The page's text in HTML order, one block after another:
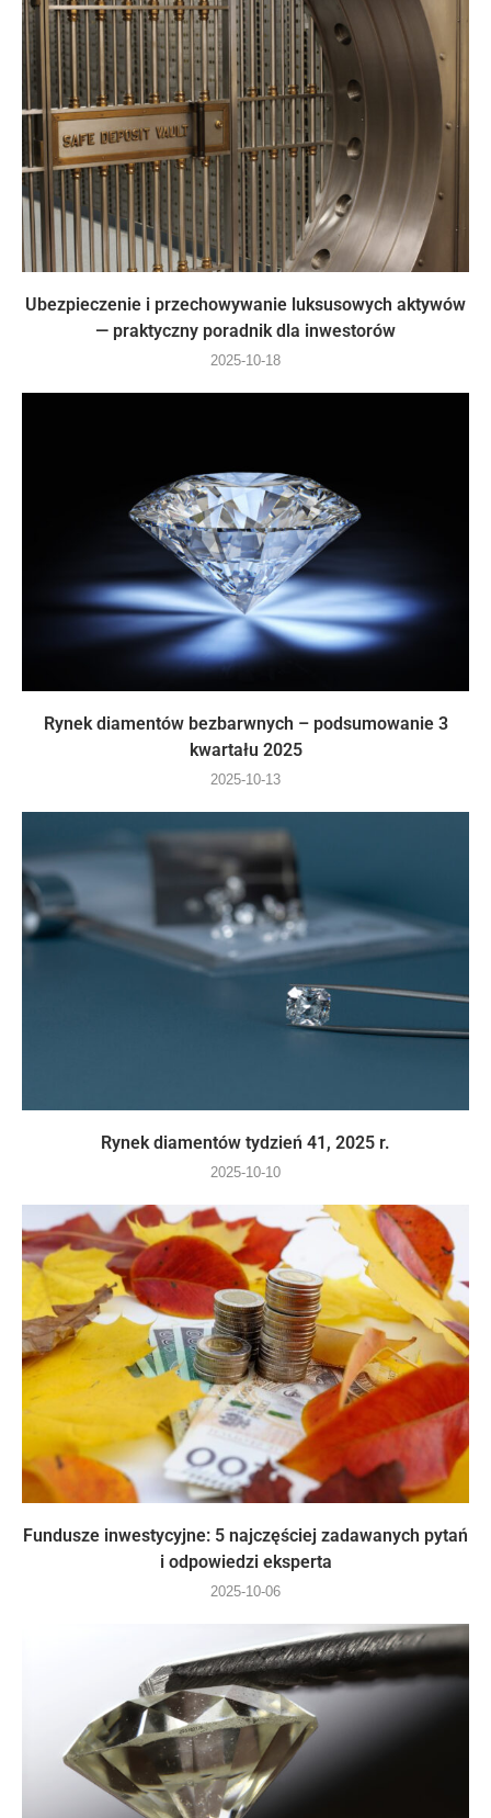
Ubezpieczenie i przechowywanie luksusowych aktywów
— praktyczny poradnik dla inwestorów
2025-10-18
Rynek diamentów bezbarwnych – podsumowanie 3
kwartału 2025
2025-10-13
Rynek diamentów tydzień 41, 2025 r.
2025-10-10
Fundusze inwestycyjne: 5 najczęściej zadawanych pytań
i odpowiedzi eksperta
2025-10-06